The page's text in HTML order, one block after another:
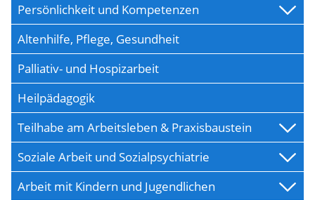
Persönlichkeit und Kompetenzen
Altenhilfe, Pflege, Gesundheit
Palliativ- und Hospizarbeit
Heilpädagogik
Teilhabe am Arbeitsleben & Praxisbaustein
Soziale Arbeit und Sozialpsychiatrie
Arbeit mit Kindern und Jugendlichen